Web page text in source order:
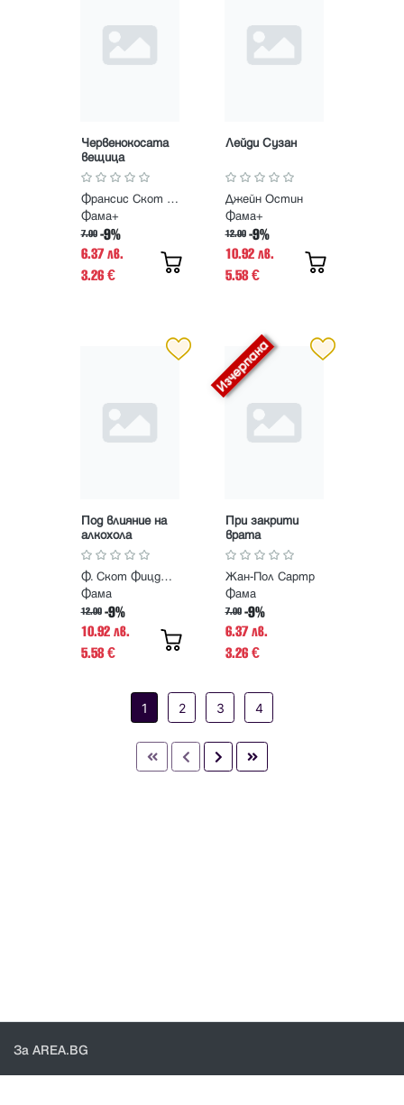
Червенокосата
вещица
Франсис Скот Фицджералд
Фама+
7.00 -9%
6.37 лв.
3.26 €
Лейди Сузан
Джейн Остин
Фама+
12.00 -9%
10.92 лв.
5.58€
Под влияние на
алкохола
Ф. Скот Фицджералд
Фама
12.00 -9%
10.92 лв.
5.58€
При закрити
врата
Жан-Пол Сартр
Фама
7.00 -9%
6.37 лв.
3.26 €
1 2 3 4
За AREA.BG